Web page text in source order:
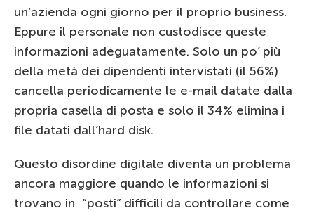
un’azienda ogni giorno per il proprio business.
Eppure il personale non custodisce queste
informazioni adeguatamente. Solo un po’ più
della metà dei dipendenti intervistati (il 56%)
cancella periodicamente le e-mail datate dalla
propria casella di posta e solo il 34% elimina i
file datati dall’hard disk.
Questo disordine digitale diventa un problema
ancora maggiore quando le informazioni si
trovano in “posti” difficili da controllare come